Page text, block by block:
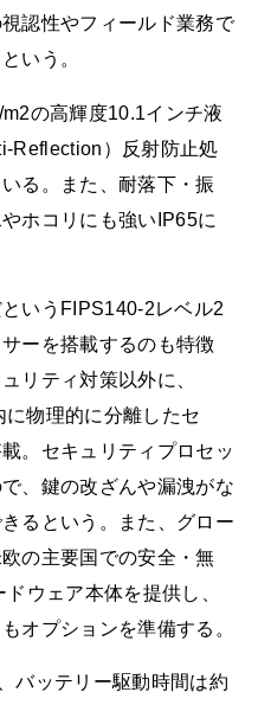
認性やフィールド業務で
いう。
の高輝度10.1インチ液
Reflection）反射防止処
る。また、耐落下・振
ホコリにも強いIP65に
いうFIPS140-2レベル2
ーを搭載するのも特徴
リティ対策以外に、
物理的に分離したセ
。セキュリティプロセッ
、鍵の改ざんや漏洩がな
るという。また、グロー
の主要国での安全・無
ウェア本体を提供し、
オプションを準備する。
バッテリー駆動時間は約